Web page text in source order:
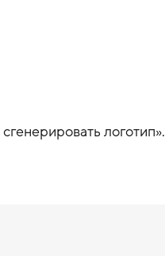
сгенерировать логотип».